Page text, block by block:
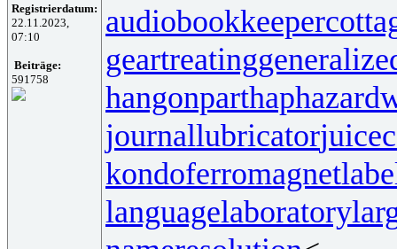
Registrierdatum:
22.11.2023,
07:10
Beiträge:
591758
audiobookkeeper
geartreating
hangonpart
journallubricator
kondoferromagnet
languagelaboratory